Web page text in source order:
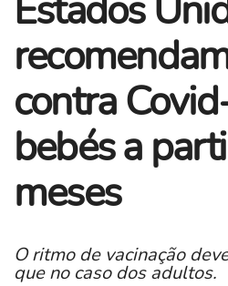
contra
bebés a
meses
O ritmo de vacinação
que no caso dos adultos.